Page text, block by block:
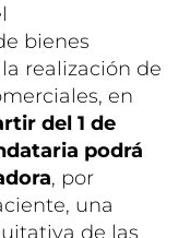
bienes
realización de
en
del 1 de
podrá
, por
una
de las